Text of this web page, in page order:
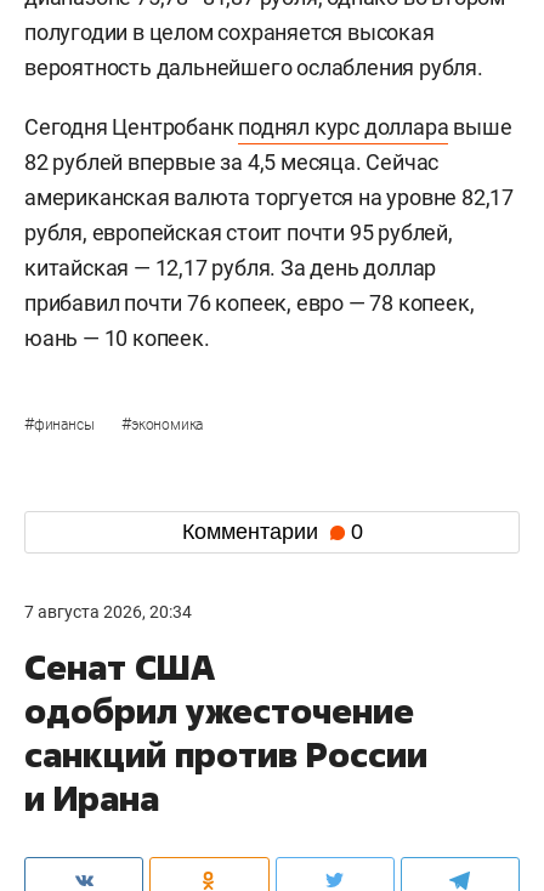
полугодии в целом сохраняется высокая
вероятность дальнейшего ослабления рубля.
Сегодня Центробанк поднял курс доллара выше
82 рублей впервые за 4,5 месяца. Сейчас
американская валюта торгуется на уровне 82,17
рубля, европейская стоит почти 95 рублей,
китайская — 12,17 рубля. За день доллар
прибавил почти 76 копеек, евро — 78 копеек,
юань — 10 копеек.
#финансы #экономика
Комментарии 0
7 августа 2026, 20:34
Сенат США
одобрил ужесточение
санкций против России
и Ирана